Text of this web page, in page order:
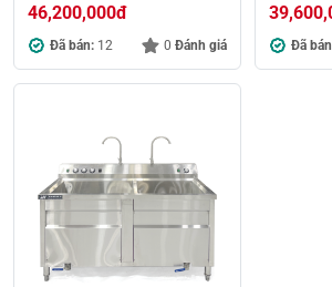
46,200,000đ
Đã bán: 12 0 Đánh giá Đã